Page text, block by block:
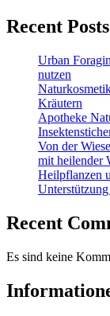
Recent Posts
Urban
nutzen
Kräutern
Apotheke
Von der
mit heilender
Heilpflanzen
Recent
Es sind keine